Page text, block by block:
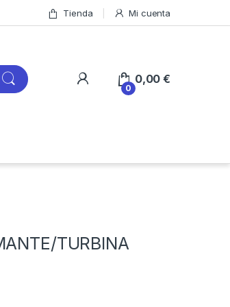
Tienda Mi cuenta
0
0,00€
TURBINA